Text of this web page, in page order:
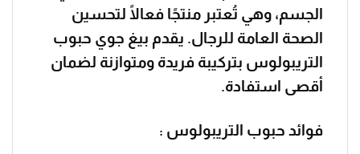
الجسم، وهي تُعتبر منتجًا فعالًا لتحسين
الصحة العامة للرجال. يقدم بيغ جوي حبوب
التريبولوس بتركيبة فريدة ومتوازنة لضمان
أقصى استفادة.
فوائد حبوب التريبولوس :